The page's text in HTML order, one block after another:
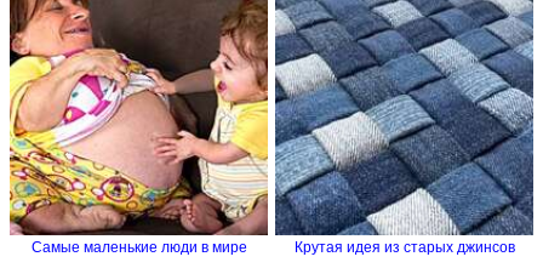
Самые маленькие люди в мире Крутая идея из старых джинсов